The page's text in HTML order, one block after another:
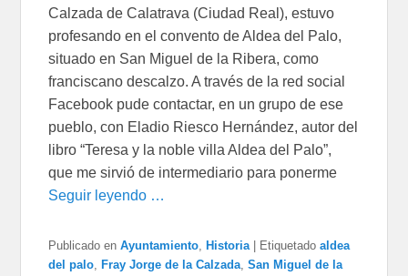
Calzada de Calatrava (Ciudad Real), estuvo
profesando en el convento de Aldea del Palo,
situado en San Miguel de la Ribera, como
franciscano descalzo. A través de la red social
Facebook pude contactar, en un grupo de ese
pueblo, con Eladio Riesco Hernández, autor del
libro “Teresa y la noble villa Aldea del Palo”,
que me sirvió de intermediario para ponerme
Seguir leyendo …
Publicado en Ayuntamiento, Historia Etiquetado aldea
del palo, Fray Jorge de la Calzada,San Miguel de la